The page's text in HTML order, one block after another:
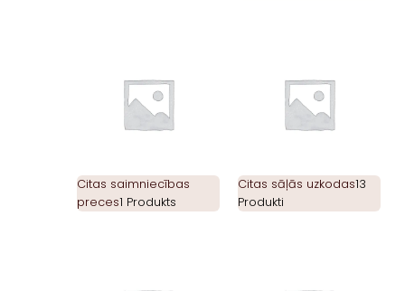
Citas saimniecības
preces1 Produkts
Citas sāļās uzkodas13
Produkti